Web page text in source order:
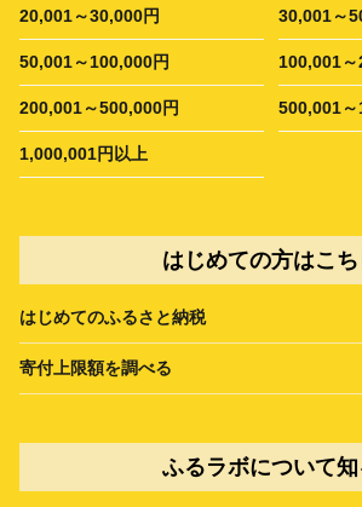
20,001～30,000円 30,001～
50,001～100,000円 100,001
200,001～500,000円 500,001～
1,000,001円以上
はじめての方はこち
はじめてのふるさと納税
寄付上限額を調べる
ふるラボについて知